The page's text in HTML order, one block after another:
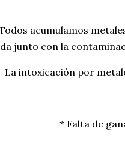
acumulamos
junto con la
La intoxicación por
* Falta de